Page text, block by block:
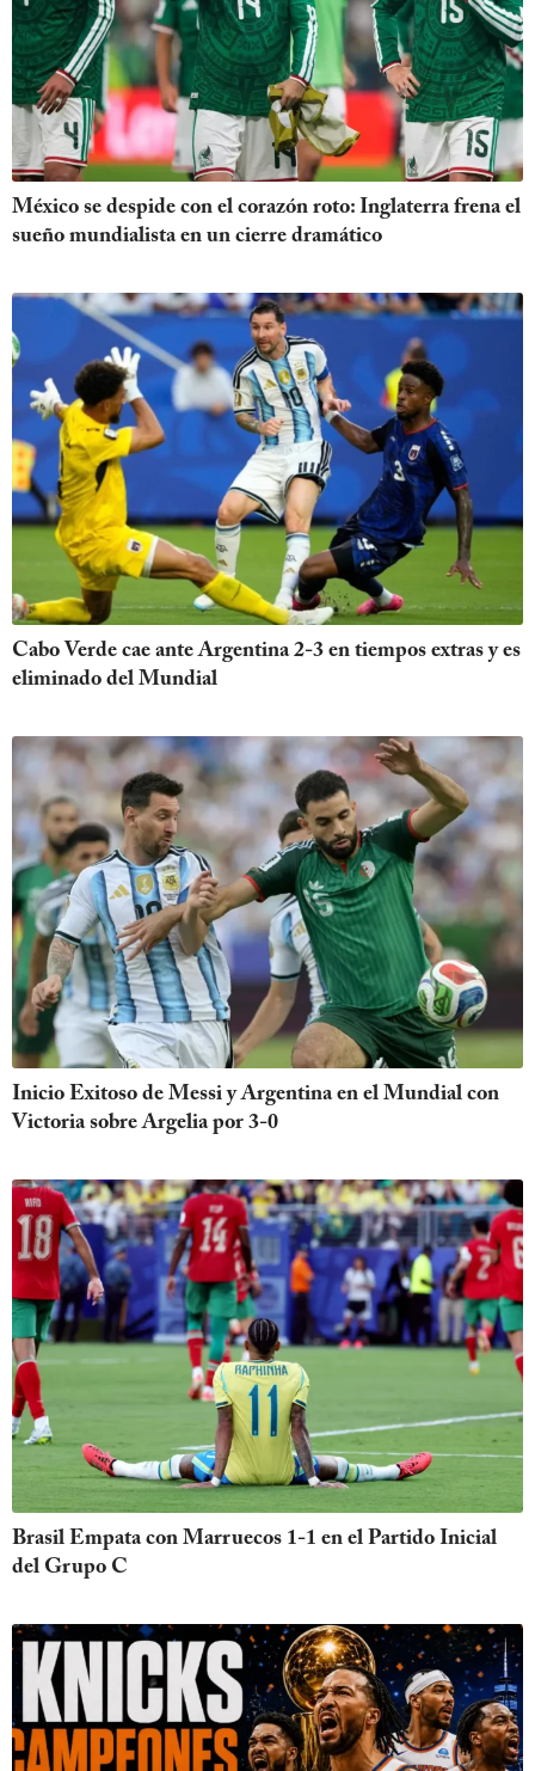
México se despide con el corazón roto: Inglaterra frena el
sueño mundialista en un cierre dramático
Cabo Verde cae ante Argentina 2-3 en tiempos extras y es
eliminado del Mundial
Inicio Exitoso de Messi y Argentina en el Mundial con
Victoria sobre Argelia por 3-0
Brasil Empata con Marruecos 1-1 en el Partido Inicial
del Grupo C